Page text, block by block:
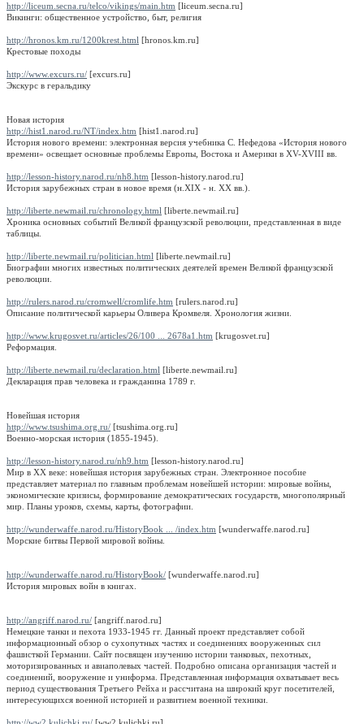
http://liceum.secna.ru/telco/vikings/main.htm [liceum.secna.ru]
Викинги: общественное устройство, быт, религия
http://hronos.km.ru/1200krest.html [hronos.km.ru]
Крестовые походы
http://www.excurs.ru/ [excurs.ru]
Экскурс в геральдику
Новая история
http://hist1.narod.ru/NT/index.htm [hist1.narod.ru]
История нового времени: электронная версия учебника С. Нефедова «История нового
времени» освещает основные проблемы Европы, Востока и Америки в XV-XVIII вв.
http://lesson-history.narod.ru/nh8.htm [lesson-history.narod.ru]
История зарубежных стран в новое время (н.XIX - н. ХХ вв.).
http://liberte.newmail.ru/chronology.html [liberte.newmail.ru]
Хроника основных событий Великой французской революции, представленная в виде
таблицы.
http://liberte.newmail.ru/politician.html [liberte.newmail.ru]
Биографии многих известных политических деятелей времен Великой французской
революции.
http://rulers.narod.ru/cromwell/cromlife.htm [rulers.narod.ru]
Описание политической карьеры Оливера Кромвеля. Хронология жизни.
http://www.krugosvet.ru/articles/26/100 ... 2678a1.htm [krugosvet.ru]
Реформация.
http://liberte.newmail.ru/declaration.html [liberte.newmail.ru]
Декларация прав человека и гражданина 1789 г.
Новейшая история
http://www.tsushima.org.ru/ [tsushima.org.ru]
Военно-морская история (1855-1945).
http://lesson-history.narod.ru/nh9.htm [lesson-history.narod.ru]
Мир в ХХ веке: новейшая история зарубежных стран. Электронное пособие
представляет материал по главным проблемам новейшей истории: мировые войны,
экономические кризисы, формирование демократических государств, многополярный
мир. Планы уроков, схемы, карты, фотографии.
http://wunderwaffe.narod.ru/HistoryBook ... /index.htm [wunderwaffe.narod.ru]
Морские битвы Первой мировой войны.
http://wunderwaffe.narod.ru/HistoryBook/ [wunderwaffe.narod.ru]
История мировых войн в книгах.
http://angriff.narod.ru/ [angriff.narod.ru]
Немецкие танки и пехота 1933-1945 гг. Данный проект представляет собой
информационный обзор о сухопутных частях и соединениях вооруженных сил
фашисткой Германии. Сайт посвящен изучению истории танковых, пехотных,
моторизированных и авиаполевых частей. Подробно описана организация частей и
соединений, вооружение и униформа. Представленная информация охватывает весь
период существования Третьего Рейха и рассчитана на широкий круг посетителей,
интересующихся военной историей и развитием военной техники.